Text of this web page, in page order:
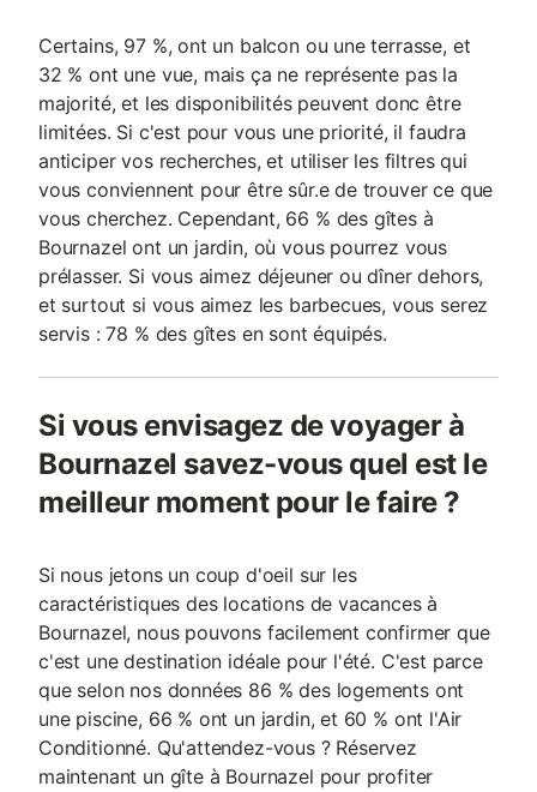
Certains, 97 %, ont un balcon ou une terrasse, et
32 % ont une vue, mais ça ne représente pas la
majorité, et les disponibilités peuvent donc être
limitées. Si c'est pour vous une priorité, il faudra
anticiper vos recherches, et utiliser les filtres qui
vous conviennent pour être sûr.e de trouver ce que
vous cherchez. Cependant, 66 % des gîtes à
Bournazel ont un jardin, où vous pourrez vous
prélasser. Si vous aimez déjeuner ou dîner dehors,
et surtout si vous aimez les barbecues, vous serez
servis : 78 % des gîtes en sont équipés.
Si vous envisagez de voyager à
Bournazel savez-vous quel est le
meilleur moment pour le faire ?
Si nous jetons un coup d'oeil sur les
caractéristiques des locations de vacances à
Bournazel, nous pouvons facilement confirmer que
c'est une destination idéale pour l'été. C'est parce
que selon nos données 86 % des logements ont
une piscine, 66 % ont un jardin, et 60 % ont l'Air
Conditionné. Qu'attendez-vous ? Réservez
maintenant un gîte à Bournazel pour profiter